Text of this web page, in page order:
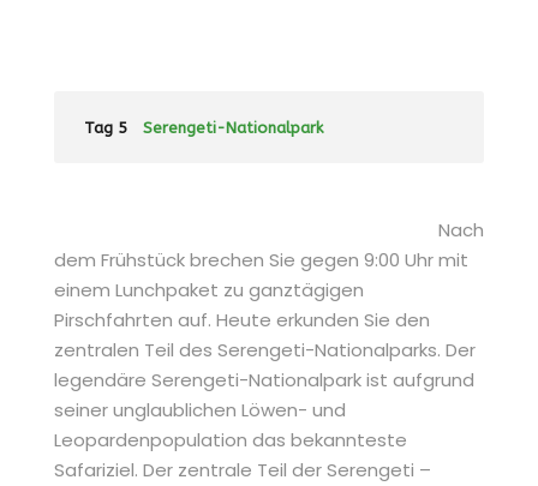
Tag 5 Serengeti-Nationalpark
Nach
dem Frühstück brechen Sie gegen 9:00 Uhr mit
einem Lunchpaket zu ganztägigen
Pirschfahrten auf. Heute erkunden Sie den
zentralen Teil des Serengeti-Nationalparks. Der
legendäre Serengeti-Nationalpark ist aufgrund
seiner unglaublichen Löwen- und
Leopardenpopulation das bekannteste
Safariziel. Der zentrale Teil der Serengeti –